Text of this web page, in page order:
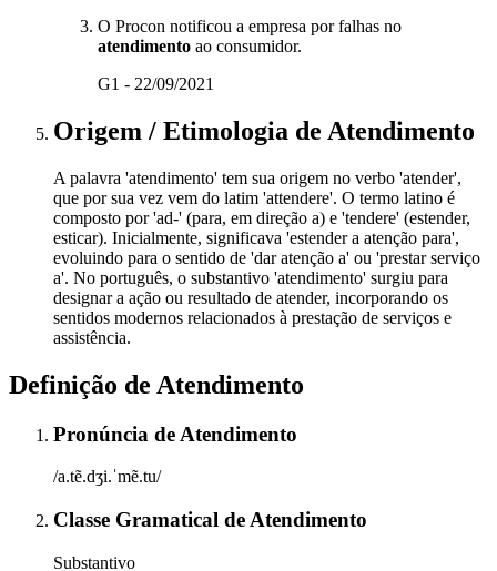
O Procon notificou a empresa por falhas no
atendimento ao consumidor.
G1 - 22/09/2021
Origem / Etimologia de Atendimento
A palavra 'atendimento' tem sua origem no verbo 'atender',
que por sua vez vem do latim 'attendere'. O termo latino é
composto por 'ad-' (para, em direção a) e 'tendere' (estender,
esticar). Inicialmente, significava 'estender a atenção para',
evoluindo para o sentido de 'dar atenção a' ou 'prestar serviço
a'. No português, o substantivo 'atendimento' surgiu para
designar a ação ou resultado de atender, incorporando os
sentidos modernos relacionados à prestação de serviços e
assistência.
Definição de Atendimento
Pronúncia de Atendimento
/a.tẽ.dʒi.ˈmẽ.tu/
Classe Gramatical de Atendimento
Substantivo